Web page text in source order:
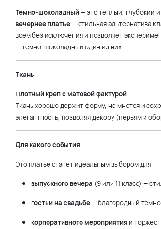
Темно-шоколадный— это теплый, глубокий
вечернее платье— стильная альтернатива
всем без исключения и позволяет
— темно-шоколадный один из них.
Ткань
Плотный креп с матовой фактурой
Ткань хорошо держит форму, не мнется и
элегантность, позволяя декору (перьям и
Для какого события
Это платье станет идеальным выбором для:
выпускного вечера (9 или 11 класс) —
гостьи на свадьбе— благородный
корпоративного мероприятия и